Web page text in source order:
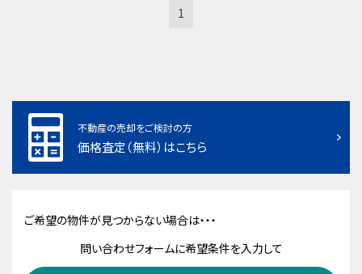
1
不動産の売却をご検討の方
価格査定（無料）はこちら
ご希望の物件が見つからない場合は・・・
問い合わせフォームに希望条件を入力して